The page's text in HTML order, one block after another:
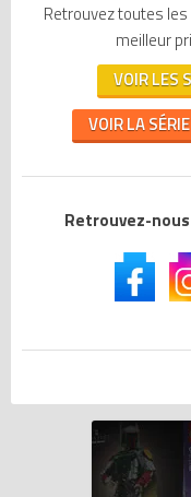
Retrouvez toutes
meilleur
VOIR LES
VOIR LA
Retrouvez-